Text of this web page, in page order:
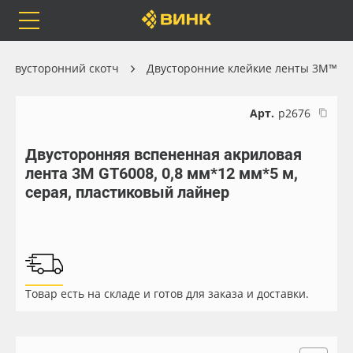
Каталог
Orafol
Доставка
Весь каталог
Рулонные материалы
Листовые материалы
Двусторонний скотч Двусторонние клейкие ленты 3M™
Арт. р2676
Двусторонняя вспененная акриловая
лента 3M GT6008, 0,8 мм*12 мм*5 м,
серая, пластиковый лайнер
Товар есть на складе и готов для заказа и доставки.